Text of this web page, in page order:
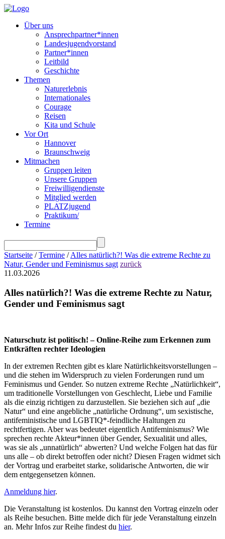
Über uns
Ansprechpartner*innen
Landesjugendvorstand
Partner*innen
Leitbild
Geschichte
Themen
Naturerlebnis
Internationales
Courage
Reisen
Kita und Schule
Vor Ort
Hannover
Braunschweig
Mitmachen
Gruppen leiten
Unsere Gruppen
Freiwilligendienste
Mitglied werden
PLATZjugend
Praktikum/
Termine
Startseite /Termine /Alles natürlich?! Was die extreme Rechte zu
Natur, Gender und Feminismus sagt zurück
11.03.2026
Alles natürlich?! Was die extreme Rechte zu Natur,
Gender und Feminismus sagt
Naturschutz ist politisch! – Online-Reihe zum Erkennen zum
Entkräften rechter Ideologien
In der extremen Rechten gibt es klare Natürlichkeitsvorstellungen –
und die stehen im Widerspruch zu vielen Forderungen rund um
Feminismus und Gender. So nutzen extreme Rechte „Natürlichkeit“,
um traditionelle Vorstellungen von Geschlecht, Liebe und Familie
als die einzig richtigen zu darzustellen. Sie beziehen sich auf „die
Natur“ und eine angebliche „natürliche Ordnung“, um sexistische,
antifeministische und LGBTIQ*-feindliche Haltungen zu
rechtfertigen. Aber was bedeutet eigentlich Antifeminismus? Wie
sprechen rechte Akteur*innen über Gender, Sexualität und alles,
was sie als „unnatürlich“ abwerten? Und welche Folgen hat das für
uns alle – ob direkt betroffen oder nicht? Diesen Fragen widmet sich
der Vortrag und erarbeitet starke, solidarische Antworten, die wir
dem entgegensetzen können.
Anmeldung hier.
Die Veranstaltung ist kostenlos. Du kannst den Vortrag einzeln oder
als Reihe besuchen. Bitte melde dich für jede Veranstaltung einzeln
an. Mehr Infos zur Reihe findest du hier.